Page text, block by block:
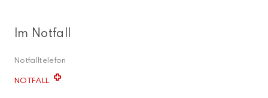
Im Notfall
Notfalltelefon
NOTFALL